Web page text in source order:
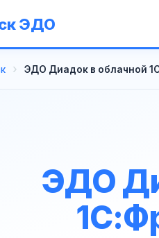
ЭДО
ЭДО Диадок в облачной
ЭДО